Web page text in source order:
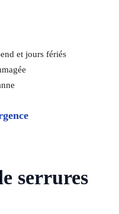
et jours fériés
serrures